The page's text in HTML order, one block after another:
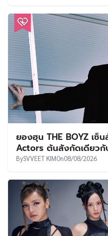
ยองฮุน THE BOYZ เ
Actors ต้นสังกัดเดียว
BySVVEET KIMOn08/08/2026